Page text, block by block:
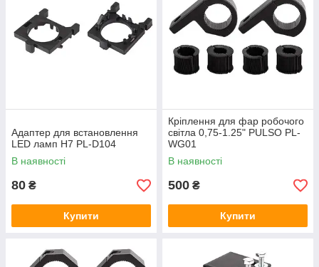
Адаптер для встановлення
LED ламп Н7 PL-D104
В наявності
80 ₴
Купити
Кріплення для фар робочого
світла 0,75-1.25" PULSO PL-
WG01
В наявності
500 ₴
Купити